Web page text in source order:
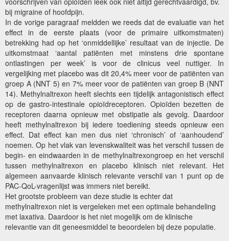
bij migraine of hoofdpijn.
In de vorige paragraaf meldden we reeds dat de evaluatie van het
effect in de eerste plaats (voor de primaire uitkomstmaten)
betrekking had op het ‘onmiddellijke’ resultaat van de injectie. De
uitkomstmaat ‘aantal patiënten met minstens drie spontane
ontlastingen per week’ is voor de clinicus veel nuttiger. In
vergelijking met placebo was dit 20,4% meer voor de patiënten van
groep A (NNT 5) en 7% meer voor de patiënten van groep B (NNT
14). Methylnaltrexon heeft slechts een tijdelijk antagonistisch effect
op de gastro-intestinale opioïdreceptoren. Opioïden bezetten de
receptoren daarna opnieuw met obstipatie als gevolg. Daardoor
heeft methylnaltrexon bij iedere toediening steeds opnieuw een
effect. Dat effect kan men dus niet ‘chronisch’ of ‘aanhoudend’
noemen. Op het vlak van levenskwaliteit was het verschil tussen de
begin- en eindwaarden in de methylnaltrexongroep en het verschil
tussen methylnaltrexon en placebo klinisch niet relevant. Het
algemeen aanvaarde klinisch relevante verschil van 1 punt op de
PAC-QoL-vragenlijst was immers niet bereikt.
Het grootste probleem van deze studie is echter dat
methylnaltrexon niet is vergeleken met een optimale behandeling
met laxativa. Daardoor is het niet mogelijk om de klinische
relevantie van dit geneesmiddel te beoordelen bij deze populatie.